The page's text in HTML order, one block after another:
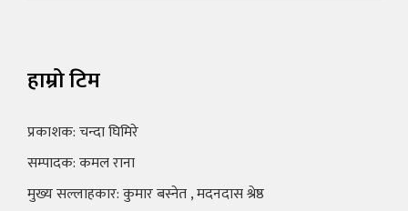
हाम्रो टिम
प्रकाशक: चन्दा घिमिरे
सम्पादक: कमल राना
मुख्य सल्लाहकार: कुमार बस्नेत , मदनदास श्रेष्ठ